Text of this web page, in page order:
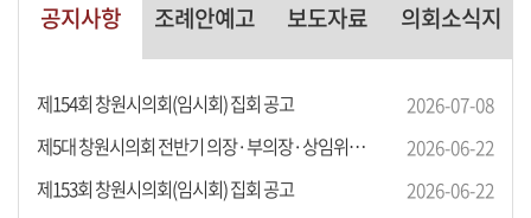
공지사항
제154회 창원시의회(임시회) 집회 공고
2026-07-08
제5대 창원시의회 전반기 의장·부의장·상임위원장 선거 공고
2026-06-22
제153회 창원시의회(임시회) 집회 공고
2026-06-22
조례안예고 보도자료 의회소식지
채용정보